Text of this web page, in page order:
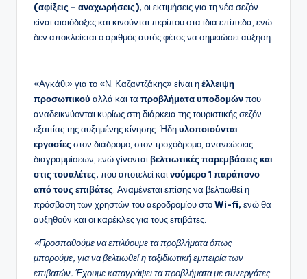
(αφίξεις – αναχωρήσεις), οι εκτιμήσεις για τη νέα σεζόν
είναι αισιόδοξες και κινούνται περίπου στα ίδια επίπεδα, ενώ
δεν αποκλείεται ο αριθμός αυτός φέτος να σημειώσει αύξηση.
«Αγκάθι» για το «Ν. Καζαντζάκης» είναι ηέλλειψη
προσωπικού αλλά και τα προβλήματα υποδομώνπου
αναδεικνύονται κυρίως στη διάρκεια της τουριστικής σεζόν
εξαιτίας της αυξημένης κίνησης. Ήδηυλοποιούνται
εργασίες στον διάδρομο, στον τροχόδρομο, ανανεώσεις
διαγραμμίσεων, ενώ γίνονται βελτιωτικές παρεμβάσεις και
στις τουαλέτες, που αποτελεί και νούμερο 1 παράπονο
από τους επιβάτες . Αναμένεται επίσης να βελτιωθεί η
πρόσβαση των χρηστών του αεροδρομίου στοWi-fi, ενώ θα
αυξηθούν και οι καρέκλες για τους επιβάτες.
«Προσπαθούμε να επιλύουμε τα προβλήματα όπως
μπορούμε, για να βελτιωθεί η ταξιδιωτική εμπειρία των
επιβατών. Έχουμε καταγράψει τα προβλήματα με συνεργάτες